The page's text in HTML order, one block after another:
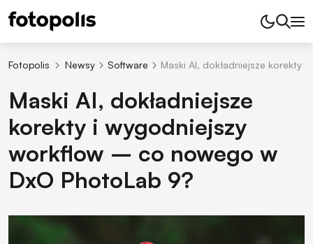
Fotopolis Newsy Software Maski AI, dokładniejsze
Maski AI, dokładniejsze
korekty i wygodniejszy
workflow – co nowego w
DxO PhotoLab 9?